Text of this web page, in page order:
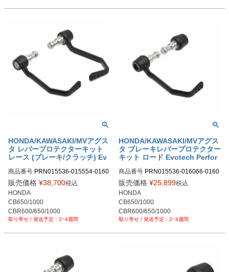
PRN016066-016082-07
PRN016066-016082-09
PRN016066-016082-10
PRN016066-016082-11
PRN016066-016082-12
PRN016066-016082-13
PRN016066-016082-14
PRN016066-016082-15
PRN016066-016082-16
PRN016066-016082-21
PRN016066-016082-22
PRN016066-016082-23
PRN016066-016082-25
PRN016066-016082-26
PRN016066-016082-27
PRN016066-016082-28
PRN016066-016082-29
PRN016066-016082-30
PRN016066-016082-34
PRN016066-016082-35
2-03
PRN015536-015554-016067-01608
PRN015536-015554-016067-01608
PRN015536-015554-016067-01608
PRN015536-015554-016067-01608
PRN015536-015554-016067-01608
2-10
PRN015536-015554-016067-01608
2-11
PRN015536-015554-016067-01608
2-12
PRN015536-015554-016067-01608
2-13
PRN015536-015554-016067-01608
2-14
PRN015536-015554-016067-01608
2-15
HONDA/KAWASAKI/MVアグス
タ レバープロテクターキット
レース (ブレーキ/クラッチ) Ev
商品番号 PRN015536-015554-0160
53-016082
PRN015536-015554-016053-01608
2-01
PRN015536-015554-016053-01608
2-02
2-03
PRN015536-015554-016053-01608
販売価格 ¥38,700税込
HONDA
CB650/1000
CBR600/650/1000
NT1100
2~4週間
HONDA/KAWASAKI/MVアグス
タ ブレーキレバープロテクター
キット ロード Evotech Perfor
商品番号 PRN015536-016066-0160
67-016082
PRN015536-016066-016067-01608
2-01
PRN015536-016066-016067-01608
2-02
2-03
PRN015536-016066-016067-01608
販売価格 ¥25,899税込
HONDA
CB650/1000
CBR600/650/1000
NT1100
2~4週間